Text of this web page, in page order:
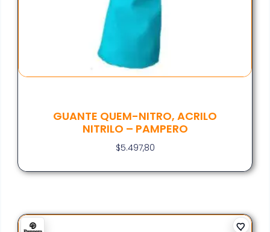
GUANTE QUEM-NITRO, ACRILO
NITRILO – PAMPERO
$5.497,80